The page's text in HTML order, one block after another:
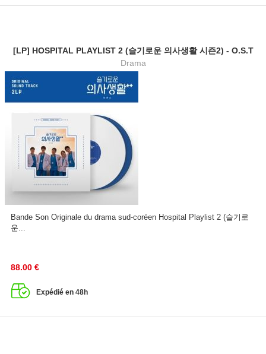
[LP] HOSPITAL PLAYLIST 2 (슬기로운 의사생활 시즌2) - O.S.T
Drama
Bande Son Originale du drama sud-coréen Hospital Playlist 2 (슬기로
운...
88.00 €
Expédié en 48h